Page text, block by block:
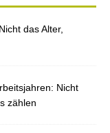
das Alter,
Nicht
zählen